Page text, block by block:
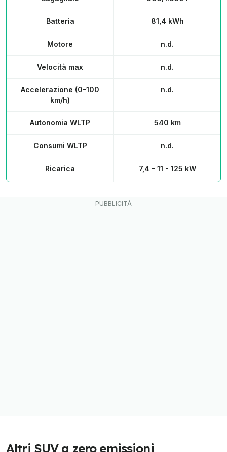
Batteria 81,4 kWh
Motore n.d.
Velocità max n.d.
Accelerazione (0-100
km/h)
n.d.
Autonomia WLTP 540 km
Consumi WLTP n.d.
Ricarica 7,4 - 11 - 125 kW
Altri SUV a zero emissioni